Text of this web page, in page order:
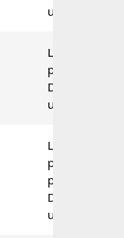
unânime.
Lançamento
procedente.
Decisão
unânime.
Lançamento
parcialmente
procedente.
Decisão
unânime.